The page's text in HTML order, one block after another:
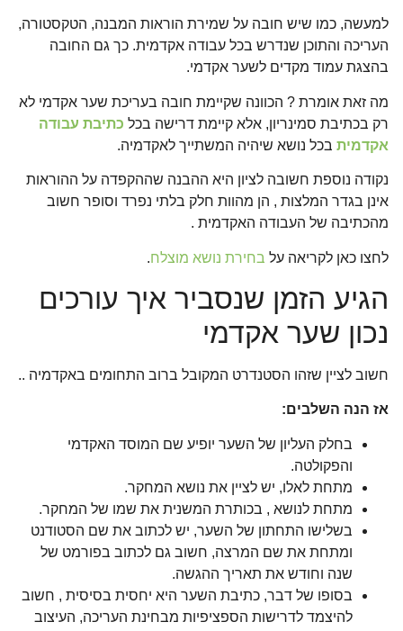
למעשה, כמו שיש חובה על שמירת הוראות המבנה, הטקסטורה,
העריכה והתוכן שנדרש בכל עבודה אקדמית. כך גם החובה
בהצגת עמוד מקדים לשער אקדמי.
מה זאת אומרת ? הכוונה שקיימת חובה בעריכת שער אקדמי לא
רק בכתיבת סמינריון, אלא קיימת דרישה בכל כתיבת עבודה
אקדמית בכל נושא שיהיה המשתייך לאקדמיה.
נקודה נוספת חשובה לציון היא ההבנה שההקפדה על ההוראות
אינן בגדר המלצות , הן מהוות חלק בלתי נפרד וסופר חשוב
מהכתיבה של העבודה האקדמית .
לחצו כאן לקריאה על בחירת נושא מוצלח.
הגיע הזמן שנסביר איך עורכים
נכון שער אקדמי
חשוב לציין שזהו הסטנדרט המקובל ברוב התחומים באקדמיה ..
אז הנה השלבים:
בחלק העליון של השער יופיע שם המוסד האקדמי
והפקולטה.
מתחת לאלו, יש לציין את נושא המחקר.
מתחת לנושא , בכותרת המשנית את שמו של המחקר.
בשלישו התחתון של השער, יש לכתוב את שם הסטודנט
ומתחת את שם המרצה, חשוב גם לכתוב בפורמט של
שנה וחודש את תאריך ההגשה.
בסופו של דבר, כתיבת השער היא יחסית בסיסית , חשוב
להיצמד לדרישות הספציפיות מבחינת העריכה, העיצוב